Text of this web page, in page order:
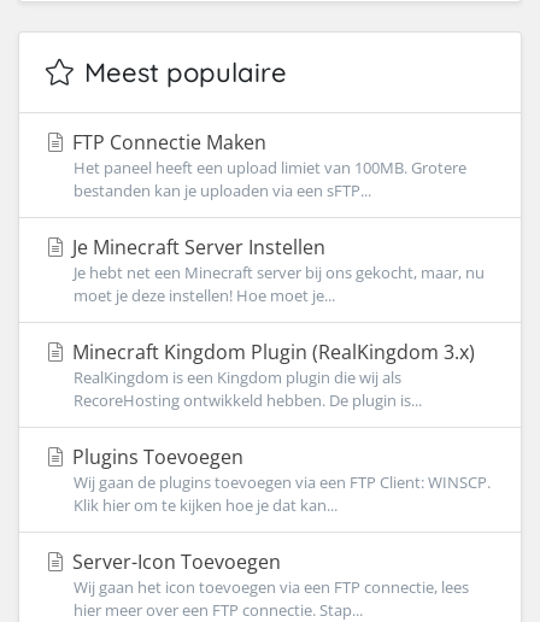
Meest populaire
FTP Connectie Maken
Het paneel heeft een upload limiet van 100MB. Grotere
bestanden kan je uploaden via een sFTP...
Je Minecraft Server Instellen
Je hebt net een Minecraft server bij ons gekocht, maar, nu
moet je deze instellen! Hoe moet je...
Minecraft Kingdom Plugin (RealKingdom 3.x)
RealKingdom is een Kingdom plugin die wij als
RecoreHosting ontwikkeld hebben. De plugin is...
Plugins Toevoegen
Wij gaan de plugins toevoegen via een FTP Client: WINSCP.
Klik hier om te kijken hoe je dat kan...
Server-Icon Toevoegen
Wij gaan het icon toevoegen via een FTP connectie, lees
hier meer over een FTP connectie. Stap...